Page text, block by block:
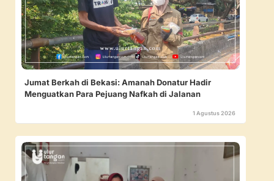
Jumat Berkah di Bekasi: Amanah Donatur Hadir
Menguatkan Para Pejuang Nafkah di Jalanan
1 Agustus 2026